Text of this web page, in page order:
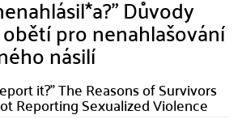
Důvody
pro nenahlašování
násilí
it?" The Reasons of Survivors
Reporting Sexualized Violence